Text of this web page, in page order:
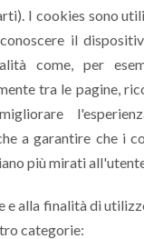
I cookies sono
il
come, per
tra le pagine,
a garantire che i
più mirati
e alla finalità di
categorie: